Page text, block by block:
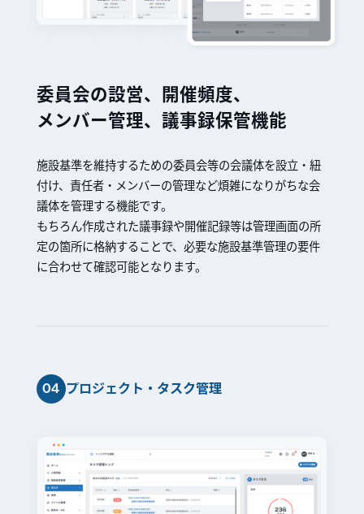
委員会の設営、開催頻度、
メンバー管理、議事録保管機能
施設基準を維持するための委員会等の会議体を設立・紐
付け、責任者・メンバーの管理など煩雑になりがちな会
議体を管理する機能です。
もちろん作成された議事録や開催記録等は管理画面の所
定の箇所に格納することで、必要な施設基準管理の要件
に合わせて確認可能となります。
04 プロジェクト・タスク管理